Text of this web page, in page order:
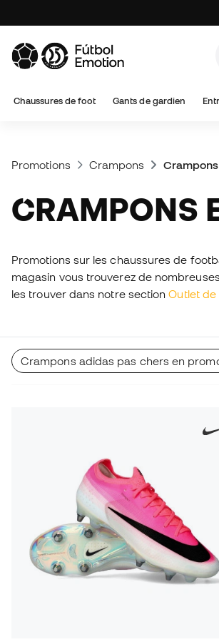
Chaussures de foot Gants de gardien
Promotions Crampons
Promotions sur les chaussures de
magasin vous trouverez de nombreuses
les trouver dans notre sectionOutlet de
Crampons adidas pas chers en